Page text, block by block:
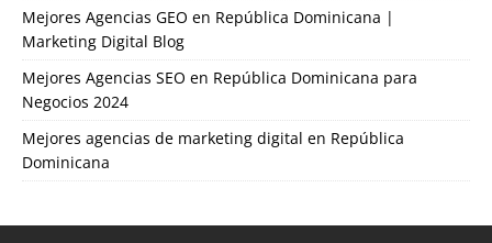
Mejores Agencias GEO en República Dominicana |
Marketing Digital Blog
Mejores Agencias SEO en República Dominicana para
Negocios 2024
Mejores agencias de marketing digital en República
Dominicana